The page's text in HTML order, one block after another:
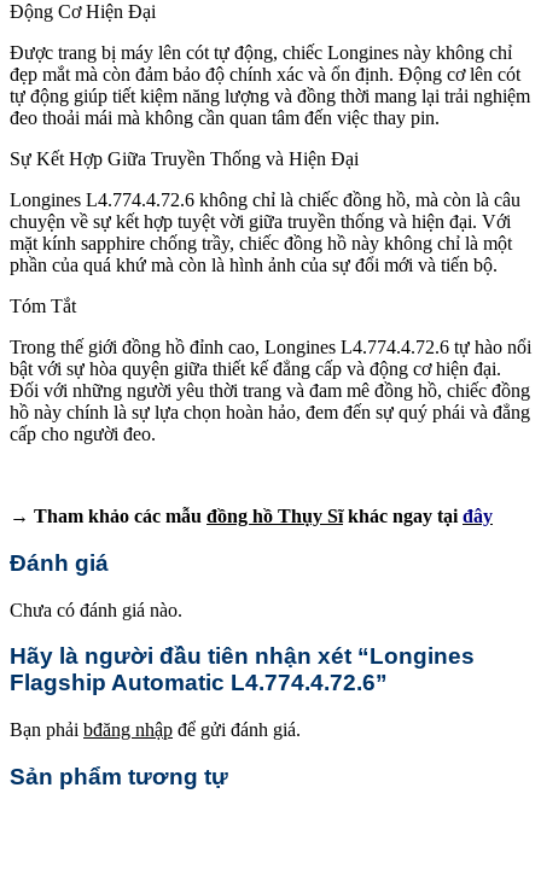
Động Cơ Hiện Đại
Được trang bị máy lên cót tự động, chiếc Longines này không chỉ
đẹp mắt mà còn đảm bảo độ chính xác và ổn định. Động cơ lên cót
tự động giúp tiết kiệm năng lượng và đồng thời mang lại trải nghiệm
đeo thoải mái mà không cần quan tâm đến việc thay pin.
Sự Kết Hợp Giữa Truyền Thống và Hiện Đại
Longines L4.774.4.72.6 không chỉ là chiếc đồng hồ, mà còn là câu
chuyện về sự kết hợp tuyệt vời giữa truyền thống và hiện đại. Với
mặt kính sapphire chống trầy, chiếc đồng hồ này không chỉ là một
phần của quá khứ mà còn là hình ảnh của sự đổi mới và tiến bộ.
Tóm Tắt
Trong thế giới đồng hồ đỉnh cao, Longines L4.774.4.72.6 tự hào nổi
bật với sự hòa quyện giữa thiết kế đẳng cấp và động cơ hiện đại.
Đối với những người yêu thời trang và đam mê đồng hồ, chiếc đồng
hồ này chính là sự lựa chọn hoàn hảo, đem đến sự quý phái và đẳng
cấp cho người đeo.
→ Tham khảo các mẫu đồng hồ Thụy Sĩkhác ngay tại đây
Đánh giá
Chưa có đánh giá nào.
Hãy là người đầu tiên nhận xét “Longines
Flagship Automatic L4.774.4.72.6”
Bạn phải bđăng nhập để gửi đánh giá.
Sản phẩm tương tự